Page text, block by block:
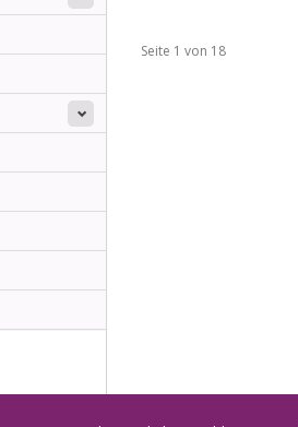
Seite 1 von 18